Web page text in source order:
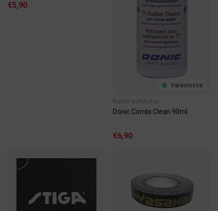
€5,90
Varastossa
Kumin puhdistus
Donic Combi Clean 90ml
€6,90